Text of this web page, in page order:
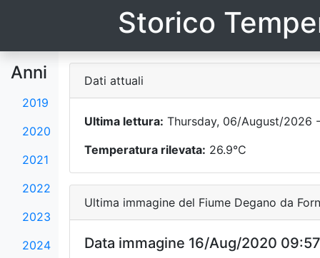
Storico
Anni
2019
2020
2021
2022
2023
2024
Dati attuali
Ultima lettura: Thursday, 06/August/2026
Temperatura rilevata: 26.9°C
Ultima immagine del Fiume Degano da
Data immagine 16/Aug/2020 09:57